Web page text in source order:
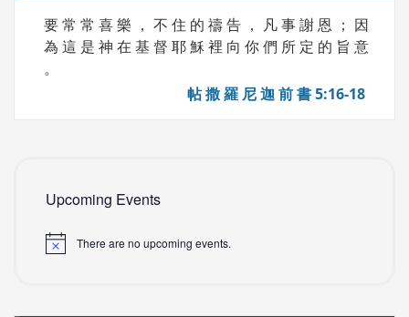
要 常 常 喜 樂 ， 不 住 的 禱 告 ， 凡 事 謝 恩 ； 因
為 這 是 神 在 基 督 耶 穌 裡 向 你 們 所 定 的 旨 意
。
帖 撒 羅 尼 迦 前 書 5:16-18
Upcoming Events
There are no upcoming events.